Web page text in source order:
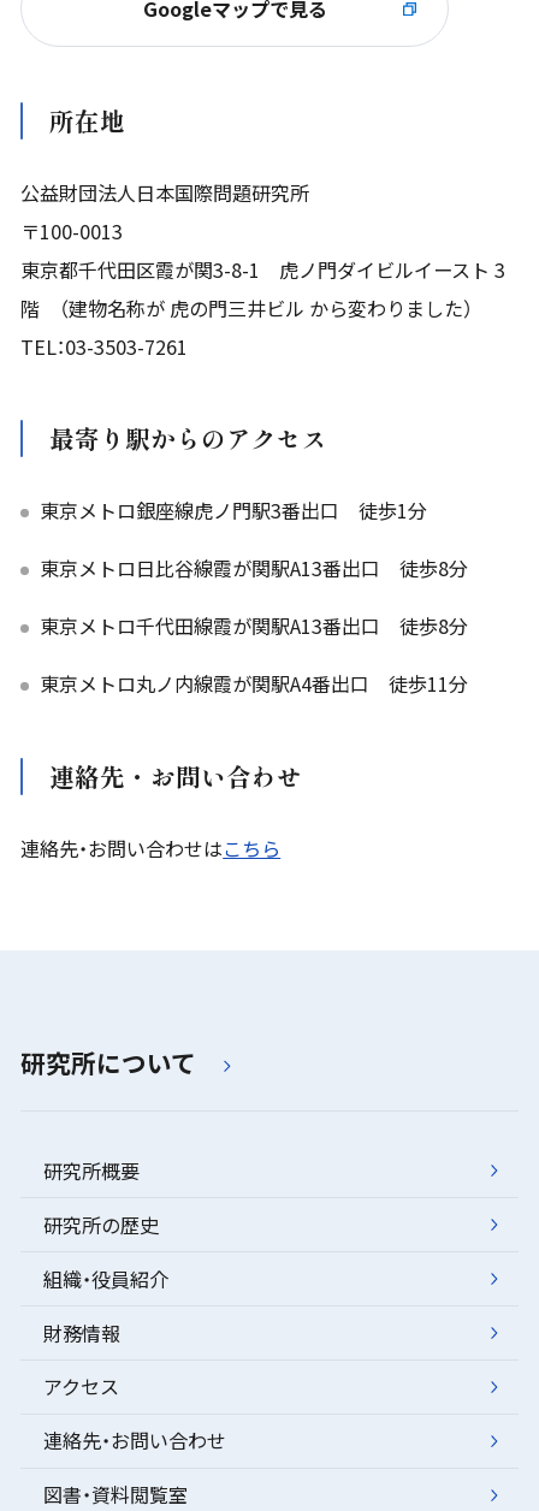
Googleマップで見る
所在地
公益財団法人日本国際問題研究所
〒100-0013
東京都千代田区霞が関3-8-1 虎ノ門ダイビルイースト 3
階 （建物名称が 虎の門三井ビル から変わりました）
TEL：03-3503-7261
最寄り駅からのアクセス
東京メトロ銀座線虎ノ門駅3番出口 徒歩1分
東京メトロ日比谷線霞が関駅A13番出口 徒歩8分
東京メトロ千代田線霞が関駅A13番出口 徒歩8分
東京メトロ丸ノ内線霞が関駅A4番出口 徒歩11分
連絡先・お問い合わせ
連絡先・お問い合わせはこちら
研究所について
研究所概要
研究所の歴史
組織・役員紹介
財務情報
アクセス
連絡先・お問い合わせ
図書・資料閲覧室